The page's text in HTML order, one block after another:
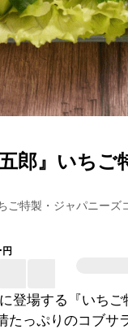
五郎』いち
ご特製・ジャパニーズ
円
登場する『いち
たっぷりのコブサ